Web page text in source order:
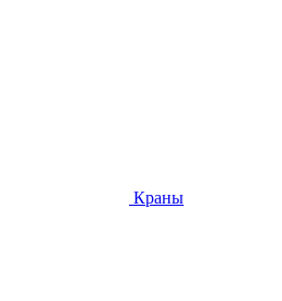
Краны